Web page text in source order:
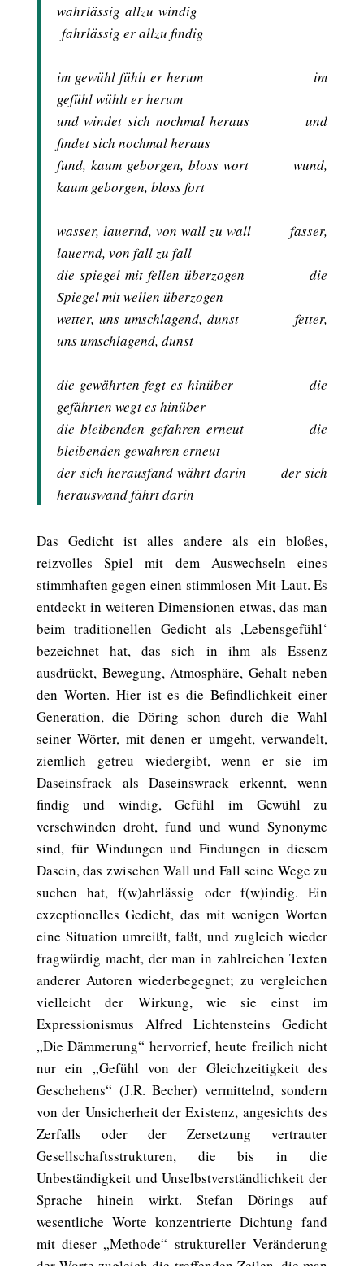
wahrlässig allzu windig
fahrlässig er allzu findig
im gewühl fühlt er herum im
gefühl wühlt er herum
und windet sich nochmal heraus und
findet sich nochmal heraus
fund, kaum geborgen, bloss wort wund,
kaum geborgen, bloss fort
wasser, lauernd, von wall zu wall fasser,
lauernd, von fall zu fall
die spiegel mit fellen überzogen die
Spiegel mit wellen überzogen
wetter, uns umschlagend, dunst fetter,
uns umschlagend, dunst
die gewährten fegt es hinüber die
gefährten wegt es hinüber
die bleibenden gefahren erneut die
bleibenden gewahren erneut
der sich herausfand währt darin der sich
herauswand fährt darin
Das Gedicht ist alles andere als ein bloßes,
reizvolles Spiel mit dem Auswechseln eines
stimmhaften gegen einen stimmlosen Mit-Laut. Es
entdeckt in weiteren Dimensionen etwas, das man
beim traditionellen Gedicht als ,Lebensgefühl‘
bezeichnet hat, das sich in ihm als Essenz
ausdrückt, Bewegung, Atmosphäre, Gehalt neben
den Worten. Hier ist es die Befindlichkeit einer
Generation, die Döring schon durch die Wahl
seiner Wörter, mit denen er umgeht, verwandelt,
ziemlich getreu wiedergibt, wenn er sie im
Daseinsfrack als Daseinswrack erkennt, wenn
findig und windig, Gefühl im Gewühl zu
verschwinden droht, fund und wund Synonyme
sind, für Windungen und Findungen in diesem
Dasein, das zwischen Wall und Fall seine Wege zu
suchen hat, f(w)ahrlässig oder f(w)indig. Ein
exzeptionelles Gedicht, das mit wenigen Worten
eine Situation umreißt, faßt, und zugleich wieder
fragwürdig macht, der man in zahlreichen Texten
anderer Autoren wiederbegegnet; zu vergleichen
vielleicht der Wirkung, wie sie einst im
Expressionismus Alfred Lichtensteins Gedicht
„Die Dämmerung“ hervorrief, heute freilich nicht
nur ein „Gefühl von der Gleichzeitigkeit des
Geschehens“ (J.R. Becher) vermittelnd, sondern
von der Unsicherheit der Existenz, angesichts des
Zerfalls oder der Zersetzung vertrauter
Gesellschaftsstrukturen, die bis in die
Unbeständigkeit und Unselbstverständlichkeit der
Sprache hinein wirkt. Stefan Dörings auf
wesentliche Worte konzentrierte Dichtung fand
mit dieser „Methode“ struktureller Veränderung